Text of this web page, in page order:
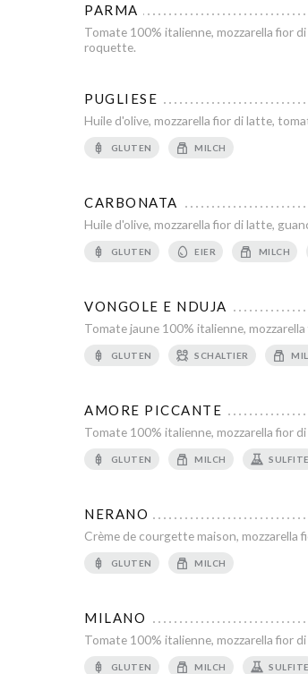
PARMA
Tomate 100% italienne, mozzarella fior
roquette.
PUGLIESE
Huile d'olive, mozzarella fior di latte,
GLUTEN MILCH
CARBONATA
Huile d'olive, mozzarella fior di latte,
GLUTEN EIER MILCH
VONGOLE E NDUJA
Tomate jaune 100% italienne,
GLUTEN SCHALTIER
AMORE PICCANTE
Tomate 100% italienne, mozzarella fior
GLUTEN MILCH SULFITE
NERANO
Crème de courgette maison,
GLUTEN MILCH
MILANO
Tomate 100% italienne, mozzarella fior
GLUTEN MILCH SULFITE